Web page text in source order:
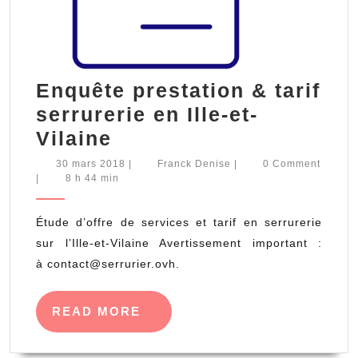
Enquête prestation & tarif
serrurerie en Ille-et-
Vilaine
prestation
&
serrurerie
en
et-
Vilaine
30 mars 2018 30
Franck Denise Franck0 Comment
8 h 44 min
Étude d’offre de services et tarif en serrurerie
sur l’Ille-et-Vilaine Avertissement important :
à contact@serrurier.ovh.
READ MORE
READ
MORE